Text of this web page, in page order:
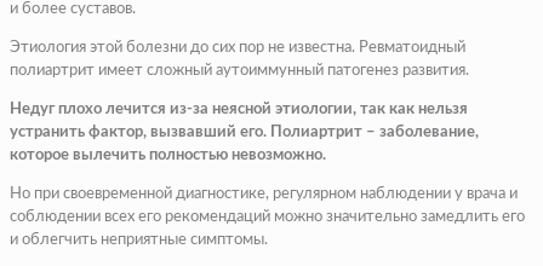
и более суставов.
Этиология этой болезни до сих пор не известна. Ревматоидный
полиартрит имеет сложный аутоиммунный патогенез развития.
Недуг плохо лечится из-за неясной этиологии, так как нельзя
устранить фактор, вызвавший его. Полиартрит – заболевание,
которое вылечить полностью невозможно.
Но при своевременной диагностике, регулярном наблюдении у врача и
соблюдении всех его рекомендаций можно значительно замедлить его
и облегчить неприятные симптомы.